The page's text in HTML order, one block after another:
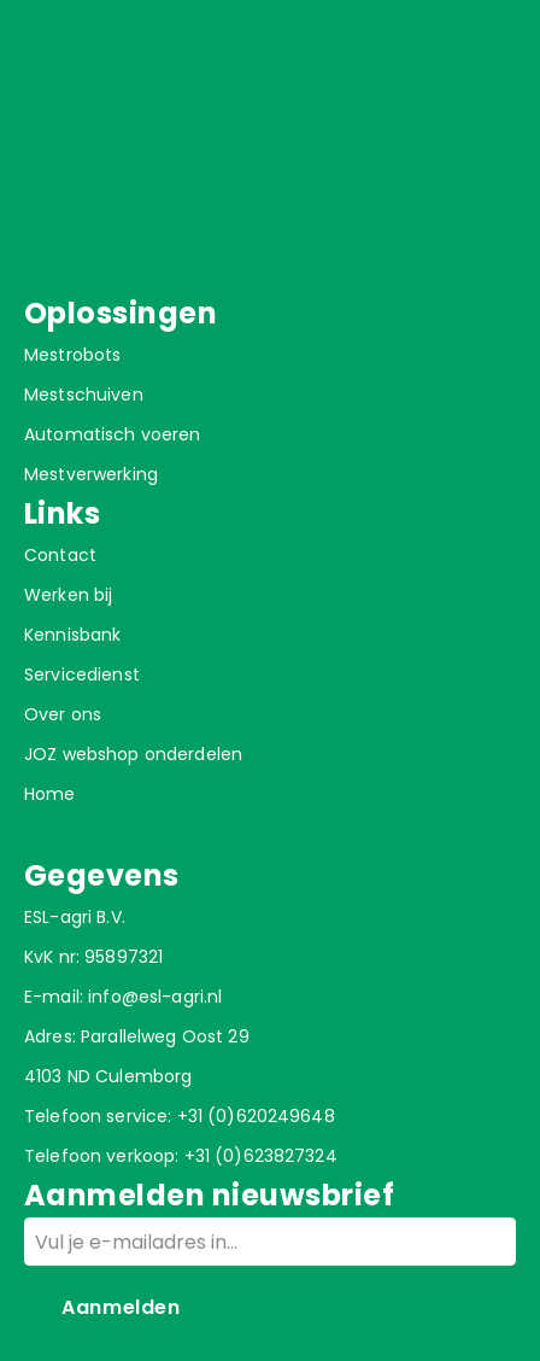
Schuif
Sproei
Stroom
Sturen
Mestschuiven
Aandrijf stations
Aandrijfwielen
Afstort
Combi- of kamschuif
Hoekwielen
Ketting-kabel-touw
Roosterschuif rubber
Roosterschuif staal
Vouw- en flexschuif
Moov 1.0 / Moov pro
Diverse onderdelen
Laadstation
Navigatie
Rijden
Trommel
Moov 2.0 / Moov 2PRO
Diverse onderdelen
Laadstation
Rijden
Oplossingen
Mestrobots
Mestschuiven
Automatisch voeren
Mestverwerking
Links
Contact
Werken bij
Kennisbank
Servicedienst
Over ons
JOZ webshop onderdelen
Home
Gegevens
ESL-agri B.V.
KvK nr: 95897321
E-mail:info@esl-agri.nl
Adres: Parallelweg Oost 29
4103 ND Culemborg
Telefoon service: +31 (0)620249648
Telefoon verkoop: +31 (0)623827324
Aanmelden nieuwsbrief
Email
Aanmelden